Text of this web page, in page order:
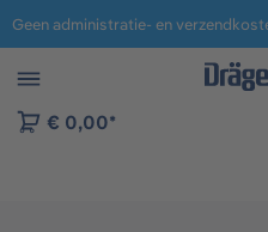
naar navigatie B2B-platform
€ 0,00*